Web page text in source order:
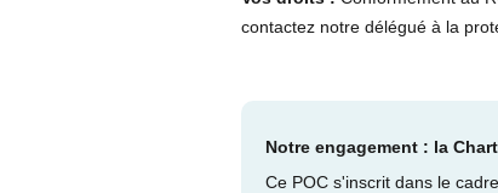
contactez notre délégué à la
Notre engagement : la
Ce POC s'inscrit dans le